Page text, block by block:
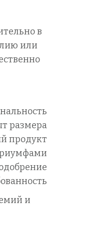
в
или
размера
продукт
и